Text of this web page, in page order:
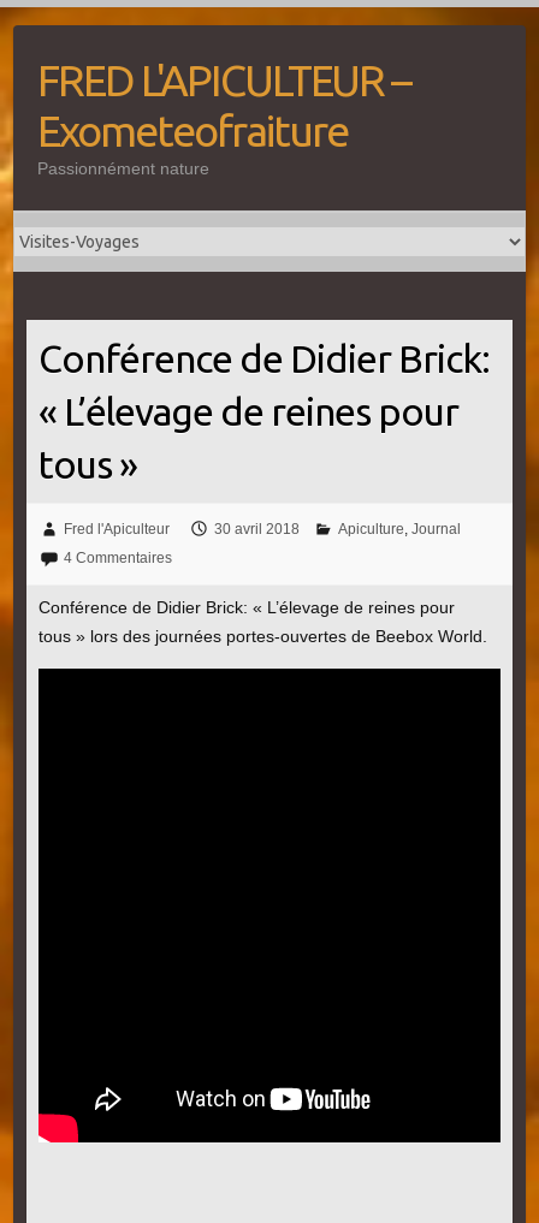
Skip
contentFRED L'APICULTEUR –
Exometeofraiture
Passionnément nature
Conférence de Didier Brick:
« L’élevage de reines pour
tous »
Fred l'Apiculteur 30 avril 2018 Apiculture, Journal
4 Commentaires
Conférence de Didier Brick: « L’élevage de reines pour
tous » lors des journées portes-ouvertes de Beebox World.